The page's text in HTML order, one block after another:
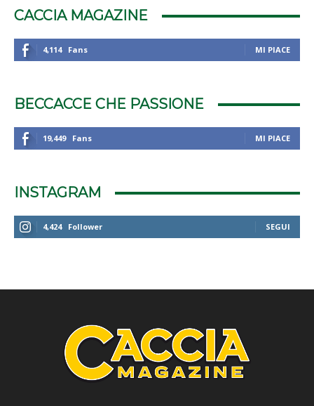
CACCIA MAGAZINE
4,114 Fans MI PIACE
BECCACCE CHE PASSIONE
19,449 Fans MI PIACE
INSTAGRAM
4,424 Follower SEGUI